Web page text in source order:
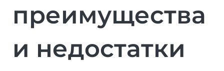
преимущества
и недостатки